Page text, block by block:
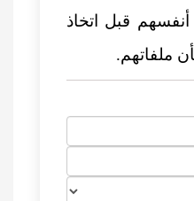
أنفسهم قبل اتخاذ
ملفاتهم.